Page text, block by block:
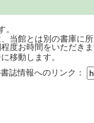
。
当館とは別の書庫に所
度お時間をいただきま
移動します。
誌情報へのリンク：